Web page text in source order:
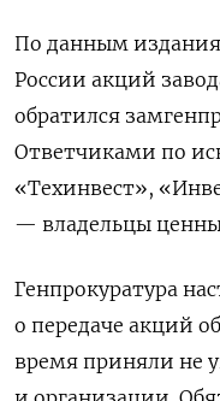
По данным
России акций
обратился
Ответчиками по
«Техинвест»,
— владельцы
Генпрокуратура
о передаче акций
время приняли не